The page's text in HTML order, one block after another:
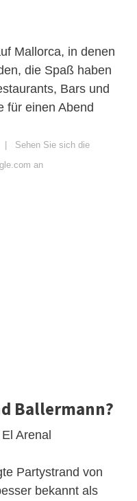
Mallorca, in denen
die Spaß haben
Bars und
für einen Abend
| Sehen Sie sich die
an
Ballermann?
Arenal
Partystrand von
bekannt als